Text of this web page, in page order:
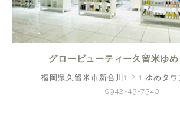
グロービューティー久留米ゆ
福岡県久留米市新合川1-2-1 ゆめタウ
0942-45-7540